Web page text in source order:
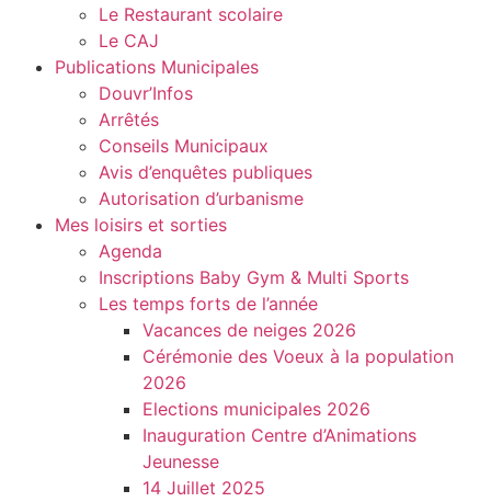
Le Restaurant scolaire
Le CAJ
Publications Municipales
Douvr’Infos
Arrêtés
Conseils Municipaux
Avis d’enquêtes publiques
Autorisation d’urbanisme
Mes loisirs et sorties
Agenda
Inscriptions Baby Gym & Multi Sports
Les temps forts de l’année
Vacances de neiges 2026
Cérémonie des Voeux à la population
2026
Elections municipales 2026
Inauguration Centre d’Animations
Jeunesse
14 Juillet 2025